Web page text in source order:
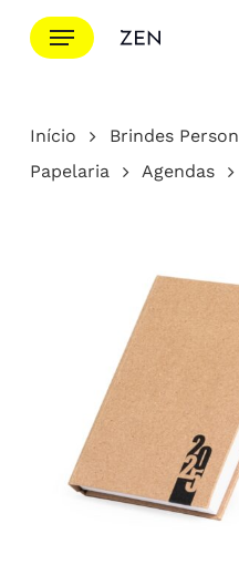
para
principal
Menu
Cotação
Início Brindes
Papelaria
Agendas